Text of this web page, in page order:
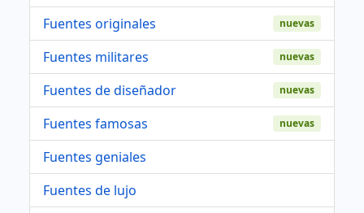
Fuentes originales
nuevas
Fuentes militares nuevas
Fuentes de diseñador nuevas
Fuentes famosas nuevas
Fuentes geniales
Fuentes de lujo